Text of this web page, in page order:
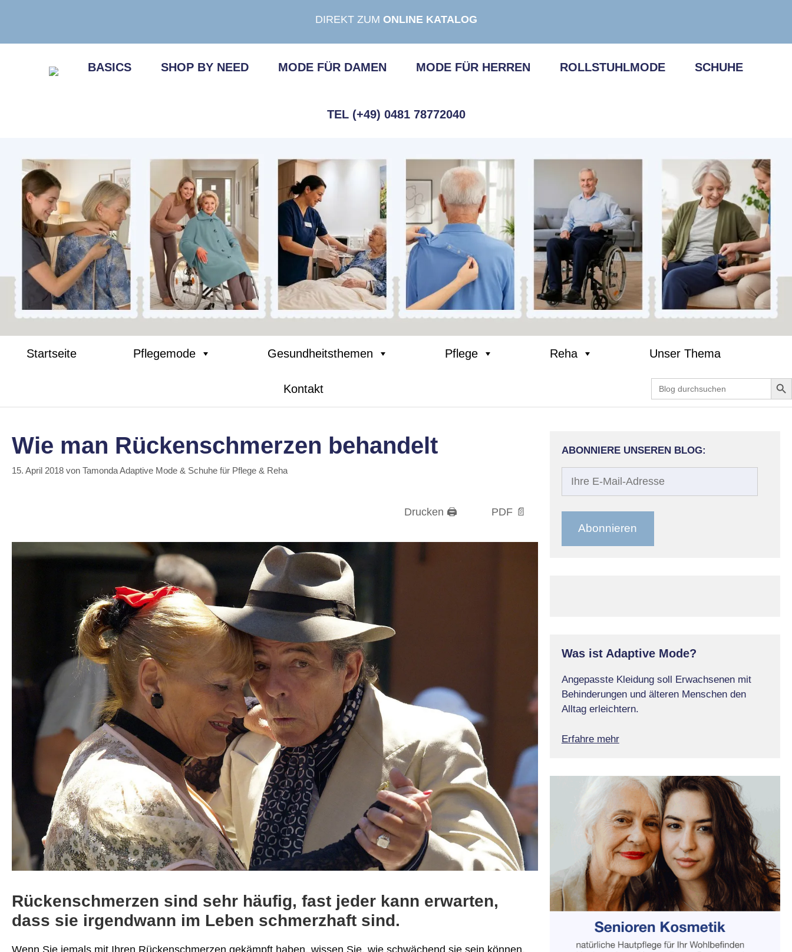
DIREKT ZUM ONLINE KATALOG
BASICS SHOP BY NEED MODE FÜR DAMEN MODE FÜR HERREN ROLLSTUHLMODE SCHUHE
TEL (+49) 0481 78772040
Startseite Pflegemode Gesundheitsthemen Pflege Reha Unser Thema
Kontakt
Search
for:
Search
Wie man Rückenschmerzen behandelt
15. April 2018 von Tamonda Adaptive Mode & Schuhe für Pflege & Reha
Drucken 🖨 PDF 📄
Rückenschmerzen sind sehr häufig, fast jeder kann erwarten,
dass sie irgendwann im Leben schmerzhaft sind.
Wenn Sie jemals mit Ihren Rückenschmerzen gekämpft haben, wissen Sie, wie schwächend sie sein können.
ABONNIERE UNSEREN BLOG:
Abonnieren
Was ist Adaptive Mode?
Angepasste Kleidung soll Erwachsenen mit
Behinderungen und älteren Menschen den
Alltag erleichtern.
Erfahre mehr